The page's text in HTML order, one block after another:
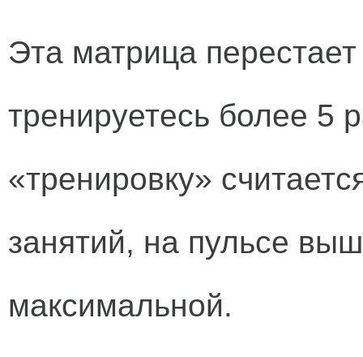
Эта матрица
тренируетесь более 5
«тренировку»
занятий, на пульсе
максимальной.